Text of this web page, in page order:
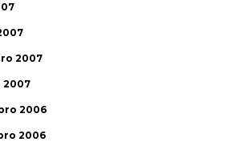
2007
2007
2006
2006